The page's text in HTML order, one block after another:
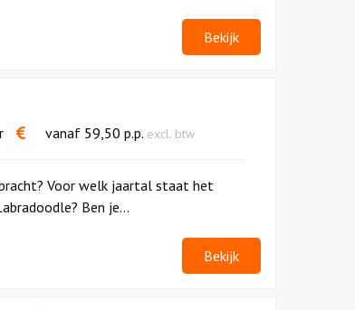
Bekijk
vanaf 59,50 p.p. excl. btw
Voor welk jaartal staat het
Ben je...
Bekijk